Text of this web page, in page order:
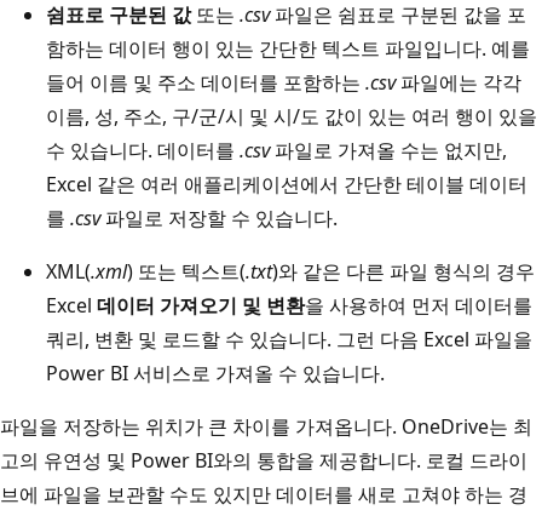
쉼표로 구분된 값또는 .csv파일은 쉼표로 구분된 값을 포
함하는 데이터 행이 있는 간단한 텍스트 파일입니다. 예를
들어 이름 및 주소 데이터를 포함하는 .csv파일에는 각각
이름, 성, 주소, 구/군/시 및 시/도 값이 있는 여러 행이 있을
수 있습니다. 데이터를 .csv파일로 가져올 수는 없지만,
Excel 같은 여러 애플리케이션에서 간단한 테이블 데이터
를 .csv파일로 저장할 수 있습니다.
XML(.xml) 또는 텍스트(.txt)와 같은 다른 파일 형식의 경우
Excel 데이터 가져오기 및 변환을 사용하여 먼저 데이터를
쿼리, 변환 및 로드할 수 있습니다. 그런 다음 Excel 파일을
Power BI 서비스로 가져올 수 있습니다.
파일을 저장하는 위치가 큰 차이를 가져옵니다. OneDrive는 최
고의 유연성 및 Power BI와의 통합을 제공합니다. 로컬 드라이
브에 파일을 보관할 수도 있지만 데이터를 새로 고쳐야 하는 경